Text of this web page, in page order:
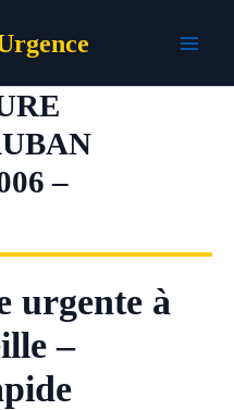
–
urgente à
–